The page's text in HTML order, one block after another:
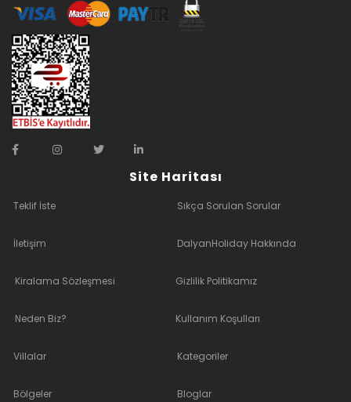
Site Haritası
Teklif İste Sıkça Sorulan Sorular
İletişim DalyanHoliday Hakkında
Kiralama Sözleşmesi Gizlilik Politikamız
Neden Biz? Kullanım Koşulları
Villalar Kategoriler
Bölgeler Bloglar